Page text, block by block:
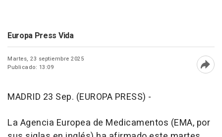
Europa Press Vida
Martes, 23 septiembre 2025
Publicado: 13:09
MADRID 23 Sep. (EUROPA PRESS) -
La Agencia Europea de Medicamentos (EMA, por